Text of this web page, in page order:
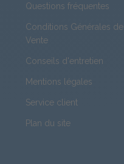
Questions fréquentes
Conditions Générales de
Vente
Conseils d'entretien
Mentions légales
Service client
Plan du site